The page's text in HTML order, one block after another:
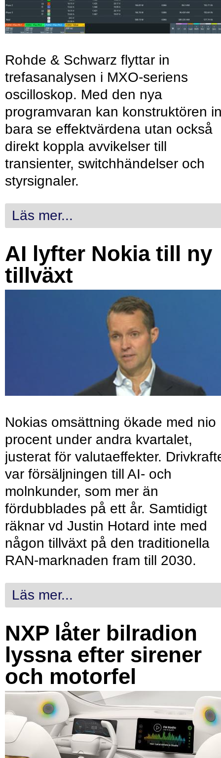
Rohde & Schwarz flyttar in
trefasanalysen i MXO-seriens
oscilloskop. Med den nya
programvaran kan konstruktören
bara se effektvärdena utan också
direkt koppla avvikelser till
transienter, switchhändelser och
styrsignaler.
Läs mer...
AI lyfter Nokia till ny
tillväxt
Nokias omsättning ökade med nio
procent under andra kvartalet,
justerat för valutaeffekter.
var försäljningen till AI- och
molnkunder, som mer än
fördubblades på ett år. Samtidigt
räknar vd Justin Hotard inte med
någon tillväxt på den traditionella
RAN-marknaden fram till 2030.
Läs mer...
NXP låter bilradion
lyssna efter sirener
och motorfel